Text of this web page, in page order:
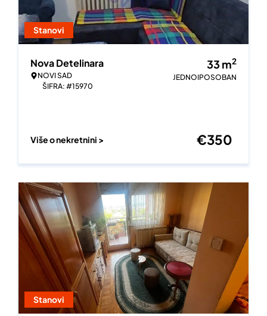
Stanovi
Nova Detelinara
NOVI SAD
ŠIFRA: #15970
33 m2
JEDNOIPOSOBAN
Više o nekretnini > €350
Stanovi